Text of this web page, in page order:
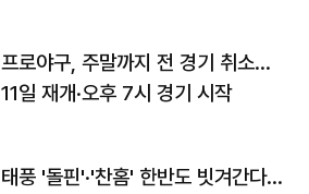
프로야구, 주말까지 전 경기 취소…
11일 재개·오후 7시 경기 시작
태풍 '돌핀'·'찬홈' 한반도 빗겨간다…